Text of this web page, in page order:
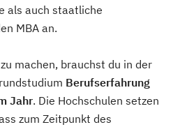
als auch staatliche
MBA an.
machen, brauchst du in der
Berufserfahrung
Jahr. Die Hochschulen setzen
zum Zeitpunkt des